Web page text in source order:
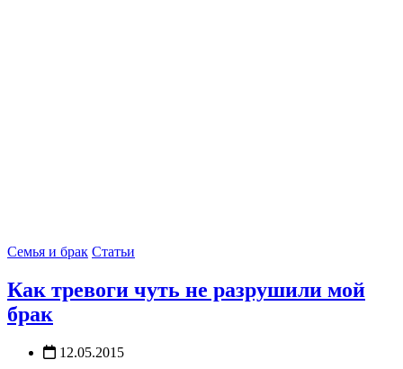
Семья и брак Статьи
Как тревоги чуть не разрушили мой
брак
12.05.2015